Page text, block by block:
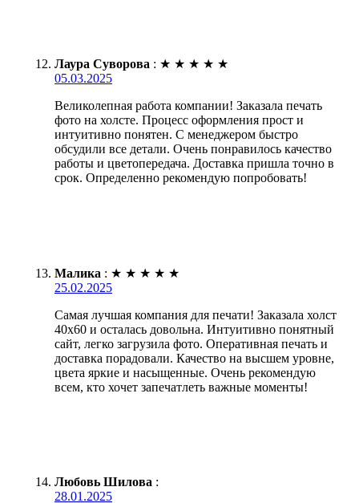
Лаура Суворова : ★ ★ ★ ★ ★
05.03.2025
Великолепная работа компании! Заказала печать
фото на холсте. Процесс оформления прост и
интуитивно понятен. С менеджером быстро
обсудили все детали. Очень понравилось качество
работы и цветопередача. Доставка пришла точно в
срок. Определенно рекомендую попробовать!
Малика : ★ ★ ★ ★ ★
25.02.2025
Самая лучшая компания для печати! Заказала холст
40х60 и осталась довольна. Интуитивно понятный
сайт, легко загрузила фото. Оперативная печать и
доставка порадовали. Качество на высшем уровне,
цвета яркие и насыщенные. Очень рекомендую
всем, кто хочет запечатлеть важные моменты!
Любовь Шилова :
28.01.2025